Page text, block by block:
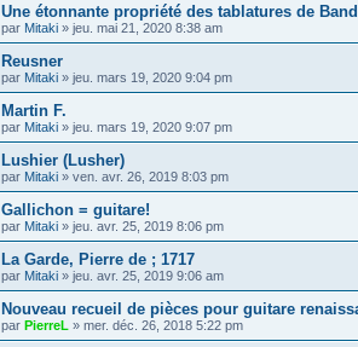
Une étonnante propriété des tablatures de
par Mitaki » jeu. mai 21, 2020 8:38 am
Reusner
par Mitaki » jeu. mars 19, 2020 9:04 pm
Martin F.
par Mitaki » jeu. mars 19, 2020 9:07 pm
Lushier (Lusher)
par Mitaki » ven. avr. 26, 2019 8:03 pm
Gallichon = guitare!
par Mitaki » jeu. avr. 25, 2019 8:06 pm
La Garde, Pierre de ; 1717
par Mitaki » jeu. avr. 25, 2019 9:06 am
Nouveau recueil de pièces pour guitare
par PierreL » mer. déc. 26, 2018 5:22 pm